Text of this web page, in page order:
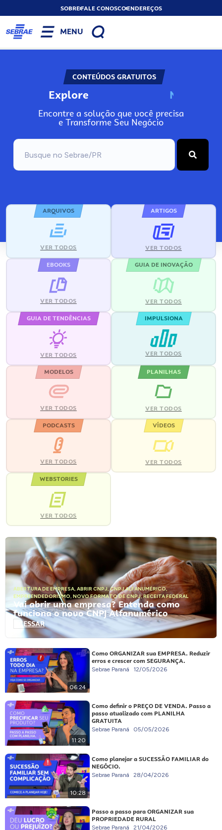
SOBREFALE CONOSCOENDEREÇOS
MENU
CONTEÚDOS GRATUITOS
Explore N
Encontre a solução que você precisa
e Transforme Seu Negócio
ARQUIVOS
VER TODOS
ARTIGOS
VER TODOS
EBOOKS
VER TODOS
GUIA DE INOVAÇÃO
VER TODOS
GUIA DE TENDÊNCIAS
VER TODOS
IMPULSIONA
VER TODOS
MODELOS
VER TODOS
PLANILHAS
VER TODOS
PODCASTS
VER TODOS
VÍDEOS
VER TODOS
WEBSTORIES
VER TODOS
ABERTURA DE EMPRESA, ABRIR CNPJ,CNPJ ALFANUMÉRICO,
EMPREENDEDORISMO, NOVO FORMATO DE CNPJ,RECEITA FEDERAL
Vai abrir uma empresa? Entenda como
funciona o novo CNPJ Alfanumérico
ACESSAR
06:24
Como ORGANIZAR sua EMPRESA. Reduzir
erros e crescer com SEGURANÇA.
Sebrae Paraná 12/05/2026
11:20
Como definir o PREÇO DE VENDA. Passo a
passo atualizado com PLANILHA
GRATUITA
Sebrae Paraná 05/05/2026
10:28
Como planejar a SUCESSÃO FAMILIAR do
NEGÓCIO.
Sebrae Paraná 28/04/2026
Passo a passo para ORGANIZAR sua
PROPRIEDADE RURAL
Sebrae Paraná 21/04/2026